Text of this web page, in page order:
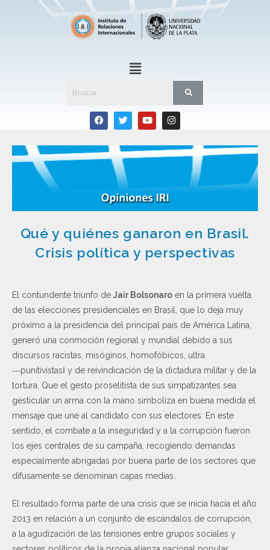
Qué y quiénes ganaron en Brasil.
Crisis política y perspectivas
El contundente triunfo de Jair Bolsonaro en la primera vuelta
de las elecciones presidenciales en Brasil, que lo deja muy
próximo a la presidencia del principal país de América Latina,
generó una conmoción regional y mundial debido a sus
discursos racistas, misóginos, homofóbicos, ultra
―punitivistas‖ y de reivindicación de la dictadura militar y de la
tortura. Que el gesto proselitista de sus simpatizantes sea
gesticular un arma con la mano simboliza en buena medida el
mensaje que une al candidato con sus electores. En este
sentido, el combate a la inseguridad y a la corrupción fueron
los ejes centrales de su campaña, recogiendo demandas
especialmente abrigadas por buena parte de los sectores que
difusamente se denominan capas medias.
El resultado forma parte de una crisis que se inicia hacia el año
2013 en relación a un conjunto de escándalos de corrupción,
a la agudización de las tensiones entre grupos sociales y